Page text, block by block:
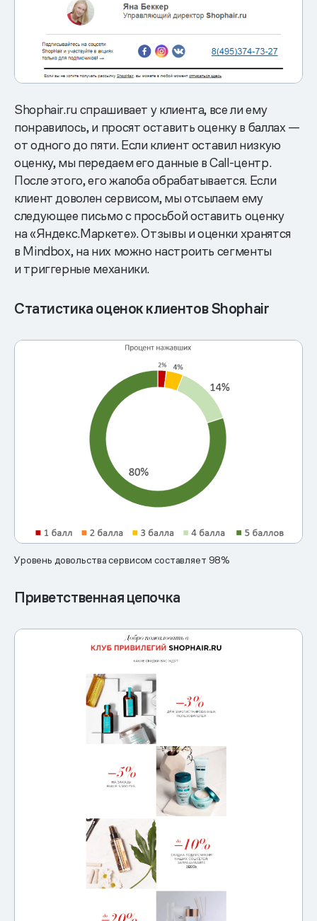
Shophair.ru спрашивает у клиента, все ли ему
понравилось, и просят оставить оценку в баллах —
от одного до пяти. Если клиент оставил низкую
оценку, мы передаем его данные в Call-центр.
После этого, его жалоба обрабатывается. Если
клиент доволен сервисом, мы отсылаем ему
следующее письмо с просьбой оставить оценку
на «Яндекс.Маркете». Отзывы и оценки хранятся
в Mindbox, на них можно настроить сегменты
и триггерные механики.
Статистика оценок клиентов Shophair
Уровень довольства сервисом составляет 98%
Приветственная цепочка